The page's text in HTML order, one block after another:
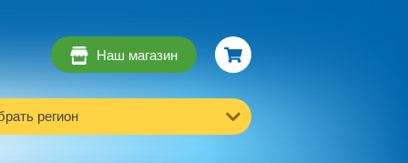
Наш магазин
регион